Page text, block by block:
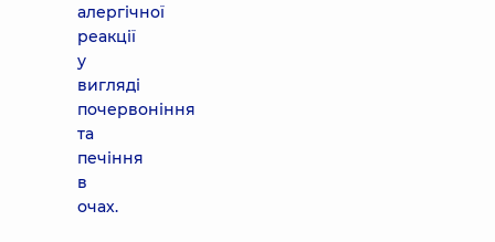
алергічної
реакції
у
вигляді
почервоніння
та
печіння
в
очах.